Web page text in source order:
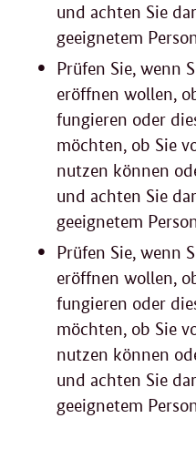
und achten Sie
geeignetem
Prüfen Sie, wenn
eröffnen wollen,
fungieren oder
möchten, ob Sie
nutzen können
und achten Sie
geeignetem
Prüfen Sie, wenn
eröffnen wollen,
fungieren oder
möchten, ob Sie
nutzen können
und achten Sie
geeignetem